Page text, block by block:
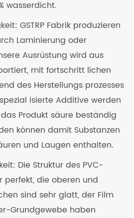
wasserdicht.
GSTRP Fabrik produzieren
Laminierung oder
Ausrüstung wird aus
mit fortschritt lichen
des Herstellungs prozesses
spezial isierte Additive werden
Produkt säure beständig
können damit Substanzen
und Laugen enthalten.
Die Struktur des PVC-
perfekt, die oberen und
sind sehr glatt, der Film
Grundgewebe haben